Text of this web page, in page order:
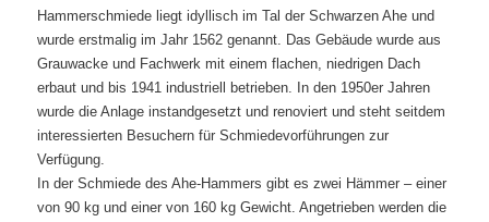
Hammerschmiede liegt idyllisch im Tal der Schwarzen Ahe und
wurde erstmalig im Jahr 1562 genannt. Das Gebäude wurde aus
Grauwacke und Fachwerk mit einem flachen, niedrigen Dach
erbaut und bis 1941 industriell betrieben. In den 1950er Jahren
wurde die Anlage instandgesetzt und renoviert und steht seitdem
interessierten Besuchern für Schmiedevorführungen zur
Verfügung.
In der Schmiede des Ahe-Hammers gibt es zwei Hämmer – einer
von 90 kg und einer von 160 kg Gewicht. Angetrieben werden die